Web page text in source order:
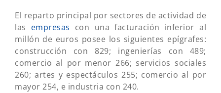
El reparto principal por sectores de actividad de
las empresas con una facturación inferior al
millón de euros posee los siguientes epígrafes:
construcción con 829; ingenierías con 489;
comercio al por menor 266; servicios sociales
260; artes y espectáculos 255; comercio al por
mayor 254, e industria con 240.